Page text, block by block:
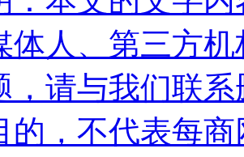
体人、第三方
，请与我们联
的，不代表每